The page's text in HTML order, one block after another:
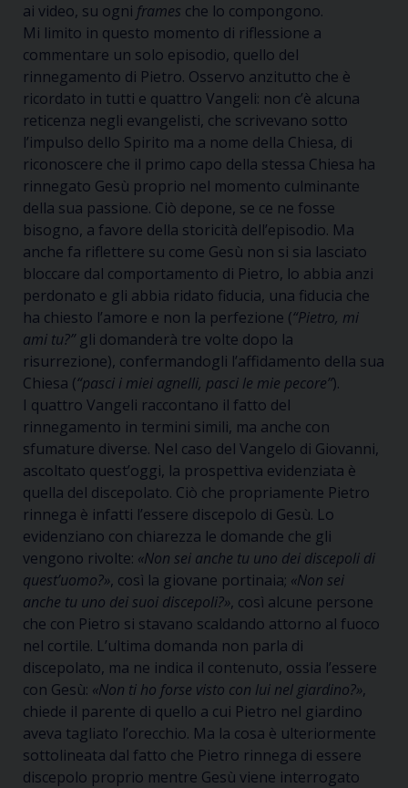
ai video, su ogni frames che lo compongono.
Mi limito in questo momento di riflessione a
commentare un solo episodio, quello del
rinnegamento di Pietro. Osservo anzitutto che è
ricordato in tutti e quattro Vangeli: non c’è alcuna
reticenza negli evangelisti, che scrivevano sotto
l’impulso dello Spirito ma a nome della Chiesa, di
riconoscere che il primo capo della stessa Chiesa ha
rinnegato Gesù proprio nel momento culminante
della sua passione. Ciò depone, se ce ne fosse
bisogno, a favore della storicità dell’episodio. Ma
anche fa riflettere su come Gesù non si sia lasciato
bloccare dal comportamento di Pietro, lo abbia anzi
perdonato e gli abbia ridato fiducia, una fiducia che
ha chiesto l’amore e non la perfezione (“Pietro, mi
ami tu?”gli domanderà tre volte dopo la
risurrezione), confermandogli l’affidamento della sua
Chiesa (“pasci i miei agnelli, pasci le mie pecore”).
I quattro Vangeli raccontano il fatto del
rinnegamento in termini simili, ma anche con
sfumature diverse. Nel caso del Vangelo di Giovanni,
ascoltato quest’oggi, la prospettiva evidenziata è
quella del discepolato. Ciò che propriamente Pietro
rinnega è infatti l’essere discepolo di Gesù. Lo
evidenziano con chiarezza le domande che gli
vengono rivolte: «Non sei anche tu uno dei discepoli di
quest’uomo?», così la giovane portinaia; «Non sei
anche tu uno dei suoi discepoli?», così alcune persone
che con Pietro si stavano scaldando attorno al fuoco
nel cortile. L’ultima domanda non parla di
discepolato, ma ne indica il contenuto, ossia l’essere
con Gesù: «Non ti ho forse visto con lui nel giardino?»,
chiede il parente di quello a cui Pietro nel giardino
aveva tagliato l’orecchio. Ma la cosa è ulteriormente
sottolineata dal fatto che Pietro rinnega di essere
discepolo proprio mentre Gesù viene interrogato